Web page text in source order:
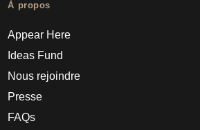
À propos
Appear Here
Ideas Fund
Nous rejoindre
Presse
FAQs